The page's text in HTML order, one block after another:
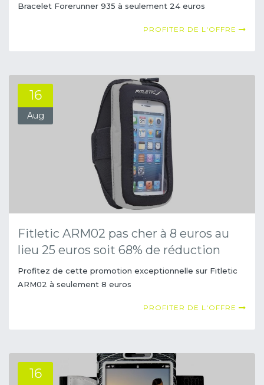
Bracelet Forerunner 935 à seulement 24 euros
PROFITER DE L'OFFRE
16
Aug
Fitletic ARM02 pas cher à 8 euros au
lieu 25 euros soit 68% de réduction
Profitez de cette promotion exceptionnelle sur Fitletic
ARM02 à seulement 8 euros
PROFITER DE L'OFFRE
16